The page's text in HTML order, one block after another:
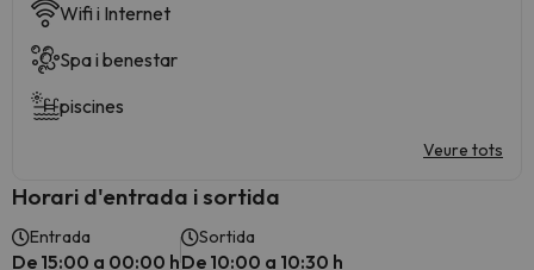
Wifi i Internet
Spa i benestar
piscines
Veure tots
Horari d'entrada i sortida
Entrada
De 15:00 a 00:00 h
Sortida
De 10:00 a 10:30 h